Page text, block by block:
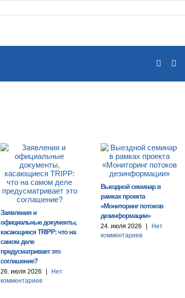
Заявления и
официальные документы,
касающиеся TRIPP: что на
самом деле
предусматривает это
соглашение?
26. июля 2026
Нет
комментариев
Выездной семинар в
рамках проекта
«Мониторинг потоков
дезинформации»
24. июля 2026
Нет
комментариев